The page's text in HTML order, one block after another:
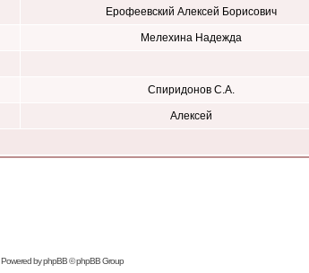
Ерофеевский Алексей Борисович
Мелехина Надежда
Спиридонов С.А.
Алексей
Powered byphpBB© phpBB Group